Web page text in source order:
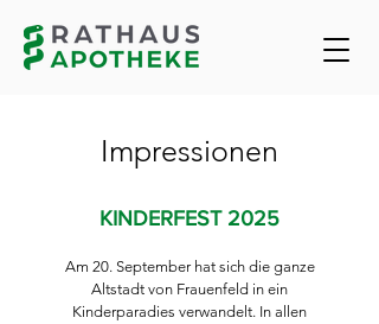
Impressionen
KINDERFEST 2025
Am 20. September hat sich die ganze
Altstadt von Frauenfeld in ein
Kinderparadies verwandelt. In allen